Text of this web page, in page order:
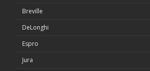
Breville
DeLonghi
Espro
Jura